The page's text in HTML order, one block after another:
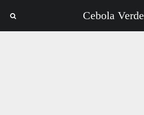
Cebola Verde